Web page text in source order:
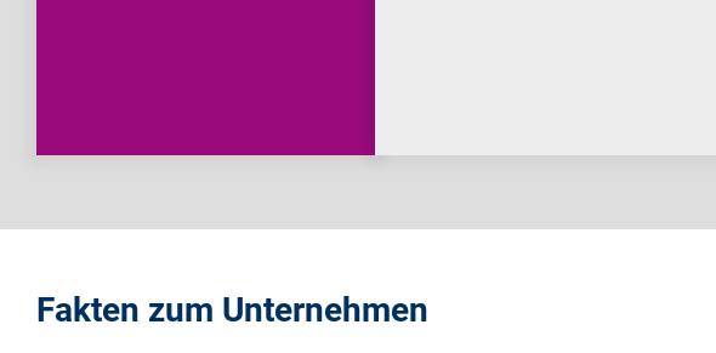
Fakten zum Unternehmen